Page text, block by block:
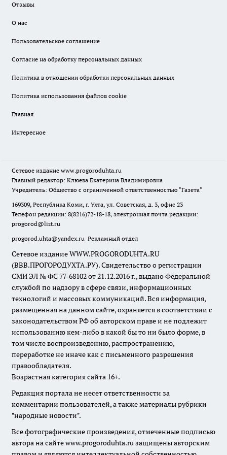
Отзывы
О нас
Пользовательское соглашение
Согласие на обработку персональных данных
Политика в отношении обработки персональных данных
Политика использования файлов cookie
Главная
Интересное
Сетевое издание www.progoroduhta.ru
Главный редактор: Клюева Екатерина Владимировна
Учредитель: Общество с ограниченной ответственностью "Газета"
169309, Республика Коми, г. Ухта, ул. Советская, д. 3, офис 23
Телефон редакции: 8(8216)72-18-18, электронная почта редакции:
progorod@list.ru
progorod.uhta@yandex.ru Рекламный отдел
Сетевое издание WWW.PROGORODUHTA.RU
(ВВВ.ПРОГОРОДУХТА.РУ). Свидетельство о регистрации
СМИ ЭЛ № ФС 77-68102 от 21.12.2016 г., выдано Федеральной
службой по надзору в сфере связи, информационных
технологий и массовых коммуникаций. Вся информация,
размещенная на данном сайте, охраняется в соответствии с
законодательством РФ об авторском праве и не подлежит
использованию кем-либо в какой бы то ни было форме, в
том числе воспроизведению, распространению,
переработке не иначе как с письменного разрешения
правообладателя.
Возрастная категория сайта 16+.
Редакция портала не несет ответственности за
комментарии пользователей, а также материалы рубрики
"народные новости".
Все фотографические произведения, отмеченные подписью
автора на сайте www.progoroduhta.ru защищены авторским